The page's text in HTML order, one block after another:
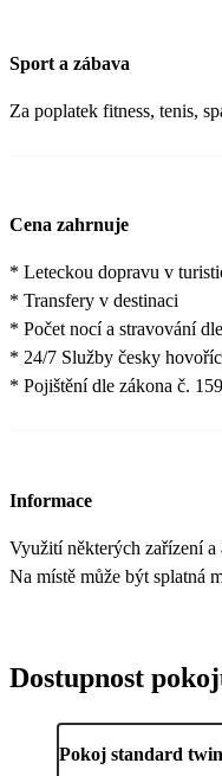
Sport a zábava
Za poplatek fitness, tenis,
Cena zahrnuje
* Leteckou dopravu v
* Transfery v destinaci
* Počet nocí a stravování
* 24/7 Služby česky
* Pojištění dle zákona č.
Informace
Využití některých zařízení
Na místě může být splatná
Dostupnost
Pokoj standard